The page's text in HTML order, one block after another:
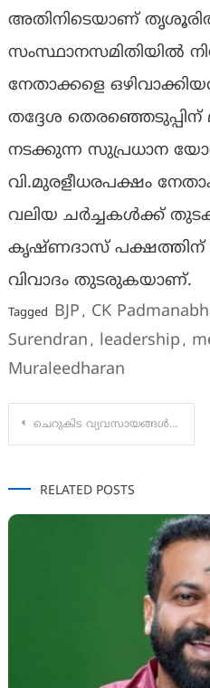
അതിനിടെയാണ്
സംസ്ഥാനസമിതിയിൽ
നേതാക്കളെ
തദ്ദേശ തെരഞ്ഞെടുപ്പിന്
നടക്കുന്ന സുപ്രധാന
വി.മുരളീധരപക്ഷം
വലിയ ചർച്ചകൾക്ക്
കൃഷ്ണദാസ് പക്ഷത്തിന്
വിവാദം തുടരുകയാണ്.
Tagged BJP , CK
Surendran , leadership ,
Muraleedharan
Post
ചെറുകിട വ്യവസായങ്ങൾക്കു കേരളത്തിൽ മുഖ്യ പരിഗണന- മന്ത്രി ഡോ ആർ.ബിന്ദു.
RELATED POSTS